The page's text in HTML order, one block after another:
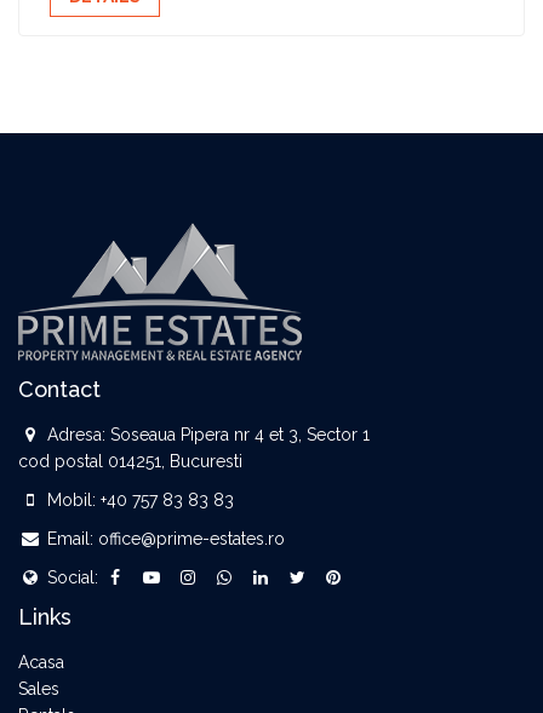
Contact
Adresa: Soseaua Pipera nr 4 et 3, Sector 1
cod postal 014251, Bucuresti
Mobil: +40 757 83 83 83
Email: office@prime-estates.ro
Social:
Links
Acasa
Sales